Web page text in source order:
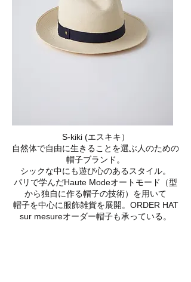
S-kiki (エスキキ）
自然体で自由に生きることを選ぶ人のための
帽子ブランド。
シックな中にも遊び心のあるスタイル。
パリで学んだHaute Modeオートモード（型
から独自に作る帽子の技術）を用いて
帽子を中心に服飾雑貨を展開。ORDER HAT
sur mesureオーダー帽子も承っている。